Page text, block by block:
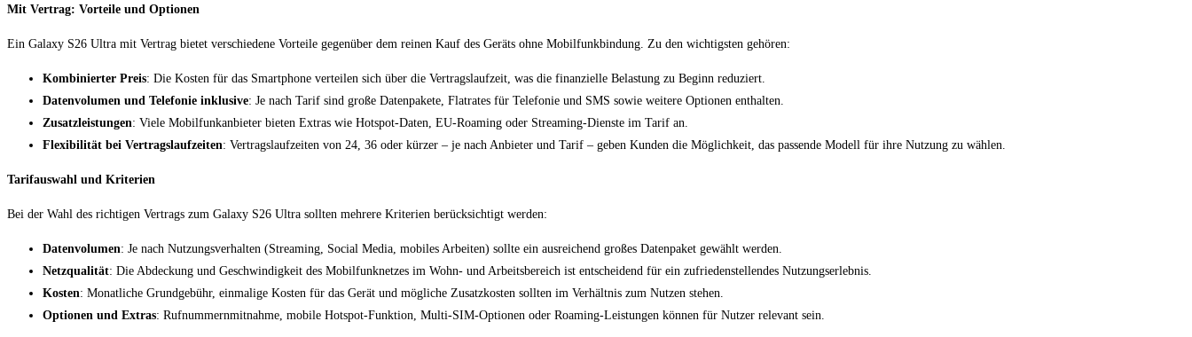
Mit Vertrag: Vorteile und Optionen
Ein Galaxy S26 Ultra mit Vertrag bietet verschiedene Vorteile gegenüber dem reinen Kauf des Geräts ohne Mobilfunkbindung. Zu den wichtigsten gehören:
Kombinierter Preis: Die Kosten für das Smartphone verteilen sich über die Vertragslaufzeit, was die finanzielle Belastung zu Beginn reduziert.
Datenvolumen und Telefonie inklusive: Je nach Tarif sind große Datenpakete, Flatrates für Telefonie und SMS sowie weitere Optionen enthalten.
Zusatzleistungen: Viele Mobilfunkanbieter bieten Extras wie Hotspot-Daten, EU-Roaming oder Streaming-Dienste im Tarif an.
Flexibilität bei Vertragslaufzeiten: Vertragslaufzeiten von 24, 36 oder kürzer – je nach Anbieter und Tarif – geben Kunden die Möglichkeit, das passende Modell für ihre Nutzung zu wählen.
Tarifauswahl und Kriterien
Bei der Wahl des richtigen Vertrags zum Galaxy S26 Ultra sollten mehrere Kriterien berücksichtigt werden:
Datenvolumen: Je nach Nutzungsverhalten (Streaming, Social Media, mobiles Arbeiten) sollte ein ausreichend großes Datenpaket gewählt werden.
Netzqualität: Die Abdeckung und Geschwindigkeit des Mobilfunknetzes im Wohn- und Arbeitsbereich ist entscheidend für ein zufriedenstellendes Nutzungserlebnis.
Kosten: Monatliche Grundgebühr, einmalige Kosten für das Gerät und mögliche Zusatzkosten sollten im Verhältnis zum Nutzen stehen.
Optionen und Extras: Rufnummernmitnahme, mobile Hotspot-Funktion, Multi-SIM-Optionen oder Roaming-Leistungen können für Nutzer relevant sein.